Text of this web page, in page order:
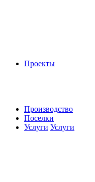
Проекты
Производство
Поселки
Услуги Услуги